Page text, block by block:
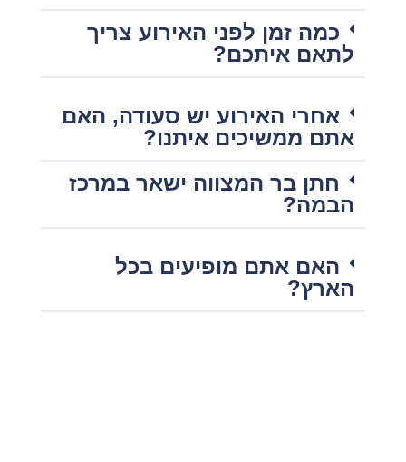
כמה זמן לפני האירוע צריך
לתאם איתכם?
אחרי האירוע יש סעודה, האם
אתם ממשיכים איתנו?
חתן בר המצווה ישאר במרכז
הבמה?
האם אתם מופיעים בכל
הארץ?